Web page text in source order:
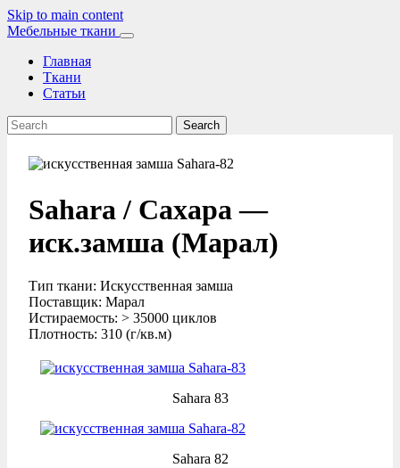
Skip to main content
Мебельные ткани
Главная
Ткани
Статьи
Search
Sahara / Сахара —
иск.замша (Марал)
Тип ткани: Искусственная замша
Поставщик: Марал
Истираемость: > 35000 циклов
Плотность: 310 (г/кв.м)
Sahara 83
Sahara 82